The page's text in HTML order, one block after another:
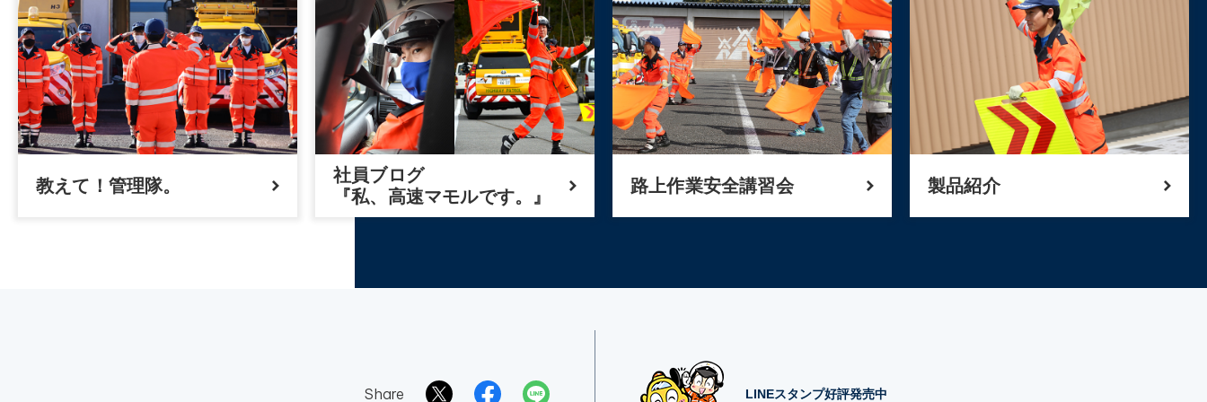
教えて！管理隊。
社員ブログ
『私、高速マモルです。』
路上作業安全講習会 製品紹介
Share LINEスタンプ好評発売中